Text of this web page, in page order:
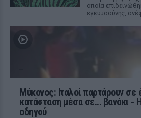
οποία
εγκυμοσύνης,
Μύκονος: Ιταλοί παρτάρουν σε
κατάσταση μέσα σε... βανάκι ‑
οδηγού